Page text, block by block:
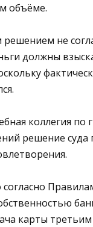
объёме.
не
должны
коллегия
решение
согласно
карты